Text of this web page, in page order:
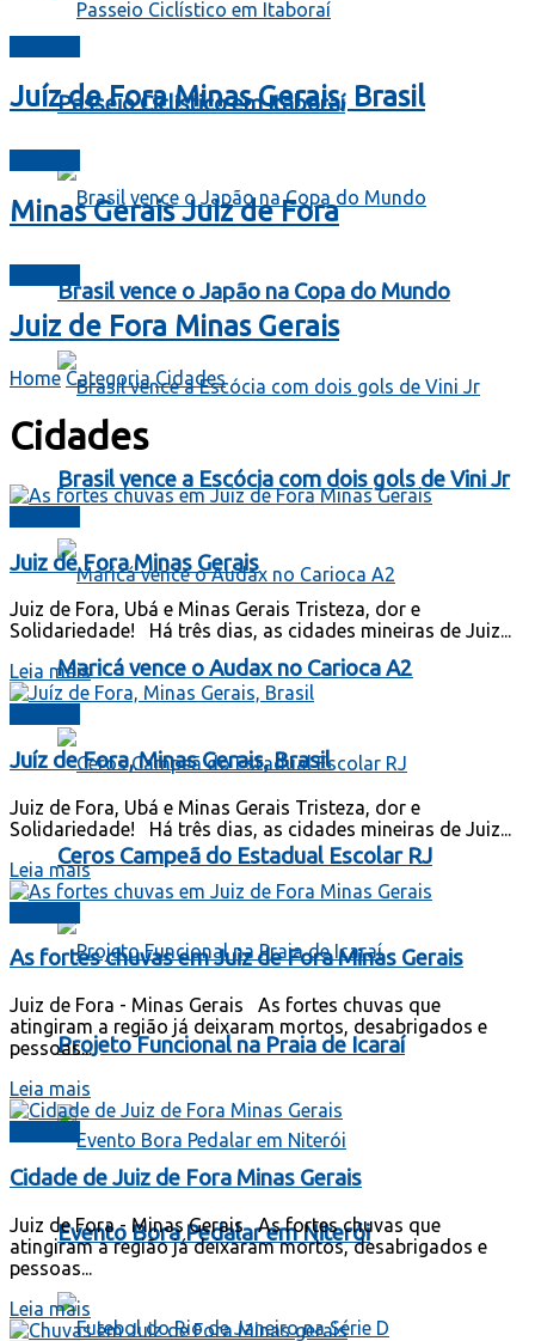
Passeio Ciclístico em Itaboraí
Brasil vence o Japão na Copa do Mundo
Brasil vence a Escócia com dois gols de Vini Jr
Maricá vence o Audax no Carioca A2
Ceros Campeã do Estadual Escolar RJ
Projeto Funcional na Praia de Icaraí
Evento Bora Pedalar em Niterói
Juíz de Fora Minas Gerais, Brasil
Minas Gerais Juiz de Fora
Juiz de Fora Minas Gerais
Home Categoria Cidades
Cidades
Juiz de Fora Minas Gerais
Juiz de Fora, Ubá e Minas Gerais Tristeza, dor e
Solidariedade! Há três dias, as cidades mineiras de Juiz...
Leia mais
Juíz de Fora, Minas Gerais, Brasil
Juiz de Fora, Ubá e Minas Gerais Tristeza, dor e
Solidariedade! Há três dias, as cidades mineiras de Juiz...
Leia mais
As fortes chuvas em Juiz de Fora Minas Gerais
Juiz de Fora - Minas Gerais As fortes chuvas que
atingiram a região já deixaram mortos, desabrigados e
pessoas...
Leia mais
Cidade de Juiz de Fora Minas Gerais
Juiz de Fora - Minas Gerais As fortes chuvas que
atingiram a região já deixaram mortos, desabrigados e
pessoas...
Leia mais